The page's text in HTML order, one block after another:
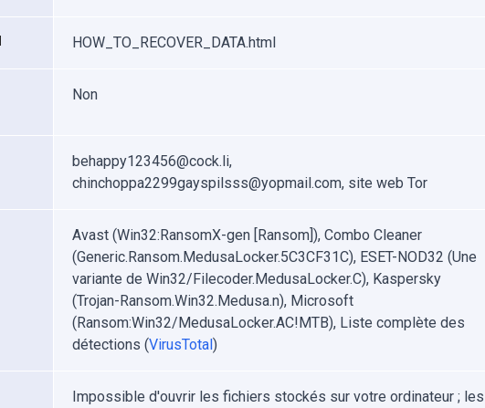
HOW_TO_RECOVER_DATA.html
Non
behappy123456@cock.li,
chinchoppa2299gayspilsss@yopmail.com, site web Tor
Avast (Win32:RansomX-gen [Ransom]), Combo Cleaner
(Generic.Ransom.MedusaLocker.5C3CF31C), ESET-NOD32 (Une
variante de Win32/Filecoder.MedusaLocker.C), Kaspersky
(Trojan-Ransom.Win32.Medusa.n), Microsoft
(Ransom:Win32/MedusaLocker.AC!MTB), Liste complète des
détections (VirusTotal)
Impossible d'ouvrir les fichiers stockés sur votre ordinateur ; les